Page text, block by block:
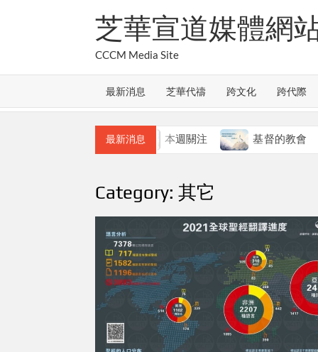
芝華宣道媒體網
CCCM Media Site
最新消息 芝華代禱 跨文化 跨代際
最新消息
本週關注 基督的教會
Category:其它